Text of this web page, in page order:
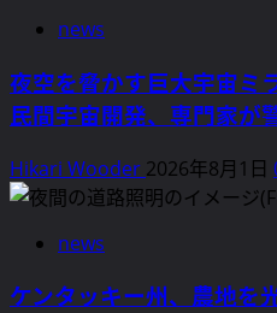
news
夜空を脅かす巨大宇宙ミ
民間宇宙開発、専門家が
Hikari Wooder 2026年8月1日
news
ケンタッキー州、農地を